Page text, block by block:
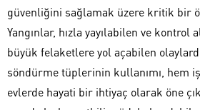
güvenliğini sağlamak üzere kritik bir
Yangınlar, hızla yayılabilen ve kontrol
büyük felaketlere yol açabilen
söndürme tüplerinin kullanımı, hem
evlerde hayati bir ihtiyaç olarak öne